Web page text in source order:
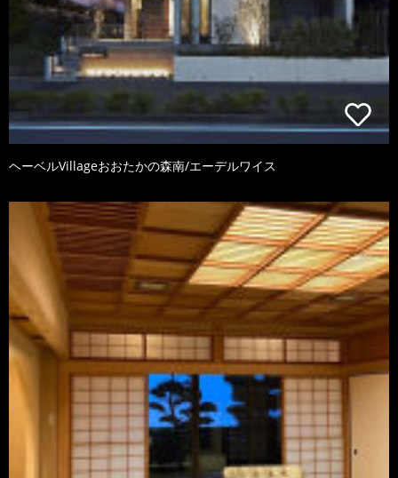
ヘーベルVillageおおたかの森南/エーデルワイス